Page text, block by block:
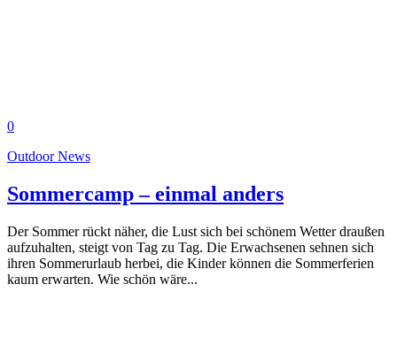
0
Outdoor News
Sommercamp – einmal anders
Der Sommer rückt näher, die Lust sich bei schönem Wetter draußen
aufzuhalten, steigt von Tag zu Tag. Die Erwachsenen sehnen sich
ihren Sommerurlaub herbei, die Kinder können die Sommerferien
kaum erwarten. Wie schön wäre...